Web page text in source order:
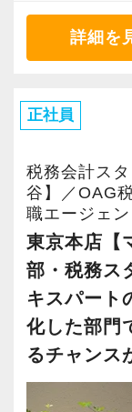
業界特有の風
レキシブル
で刺激のある
当法人の次の
これまでの経
ゴールを目指
～ リクルー
https://
す。
週1回のカリ
るほか、社会
必要に応じて
上記研修以外
グを実施して
スをもらえま
ルアップを目
面談の記録も
との面談も取
資格取得を目
的に学べる環
社内には公認
く、日常業
を学べる環境
全員がワン
め、分からな
ト体制も充実
経験を活かし
実務力を身に
3.【待遇・社
いとしたホワ
労基法を完全
年功序列は
詳細を
正社員
税務会計ス
谷】／OAG
職エージェ
東京本店【
部・税務ス
キスパート
化した部門
るチャンス